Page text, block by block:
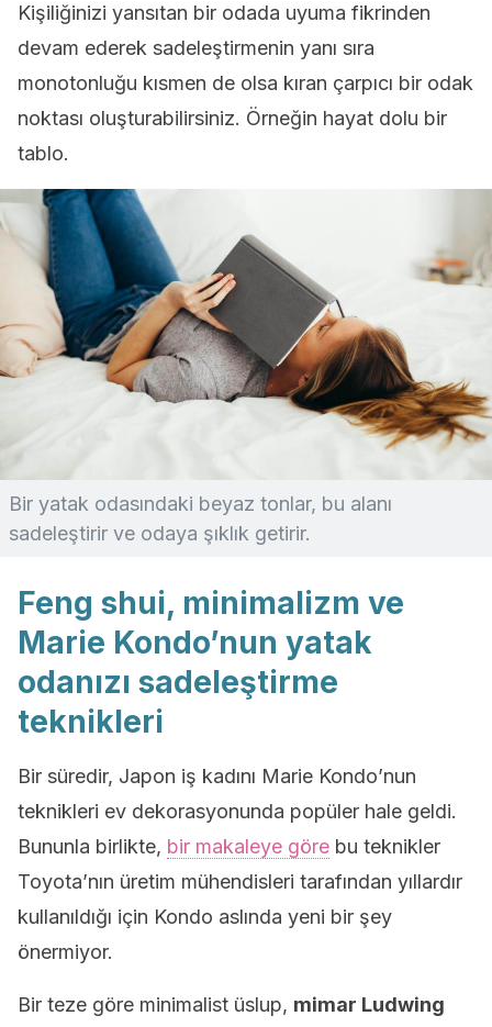
Kişiliğinizi yansıtan bir odada uyuma fikrinden
devam ederek sadeleştirmenin yanı sıra
monotonluğu kısmen de olsa kıran çarpıcı bir odak
noktası oluşturabilirsiniz. Örneğin hayat dolu bir
tablo.
Bir yatak odasındaki beyaz tonlar, bu alanı
sadeleştirir ve odaya şıklık getirir.
Feng shui, minimalizm ve
Marie Kondo’nun yatak
odanızı sadeleştirme
teknikleri
Bir süredir, Japon iş kadını Marie Kondo’nun
teknikleri ev dekorasyonunda popüler hale geldi.
Bununla birlikte, bir makaleye göre bu teknikler
Toyota’nın üretim mühendisleri tarafından yıllardır
kullanıldığı için Kondo aslında yeni bir şey
önermiyor.
Bir teze göre minimalist üslup, mimar Ludwing